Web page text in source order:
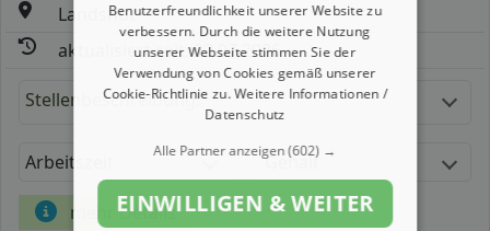
Landshut
aktualisiert seit: 22.07.2026
Stellenbeschreibung:
Arbeitszeit Gehalt
mehr Details
Benutzerfreundlichkeit unserer Website zu
verbessern. Durch die weitere Nutzung
unserer Webseite stimmen Sie der
Verwendung von Cookies gemäß unserer
Cookie-Richtlinie zu.Weitere Informationen /
Datenschutz
Alle Partner anzeigen(602) →
EINWILLIGEN & WEITER